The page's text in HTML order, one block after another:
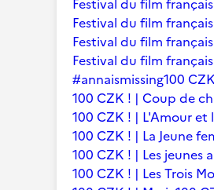
Festival du film
Festival du film
Festival du film
Festival du film
#annaismissing100
100 CZK ! | Coup de
100 CZK ! | L'Amour et
100 CZK ! | La Jeune
100 CZK ! | Les jeunes
100 CZK ! | Les Trois